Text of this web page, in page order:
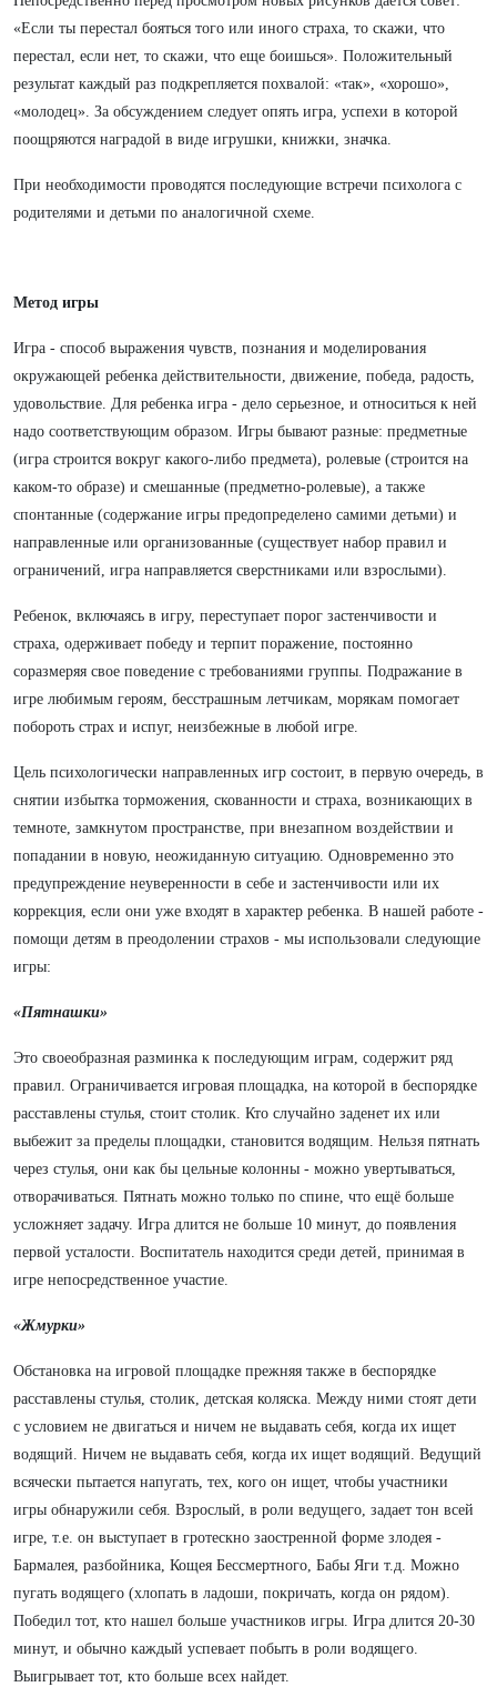
«Если ты перестал бояться того или иного страха, то скажи, что
перестал, если нет, то скажи, что еще боишься». Положительный
результат каждый раз подкрепляется похвалой: «так», «хорошо»,
«молодец». За обсуждением следует опять игра, успехи в которой
поощряются наградой в виде игрушки, книжки, значка.
При необходимости проводятся последующие встречи психолога с
родителями и детьми по аналогичной схеме.
Метод игры
Игра - способ выражения чувств, познания и моделирования
окружающей ребенка действительности, движение, победа, радость,
удовольствие. Для ребенка игра - дело серьезное, и относиться к ней
надо соответствующим образом. Игры бывают разные: предметные
(игра строится вокруг какого-либо предмета), ролевые (строится на
каком-то образе) и смешанные (предметно-ролевые), а также
спонтанные (содержание игры предопределено самими детьми) и
направленные или организованные (существует набор правил и
ограничений, игра направляется сверстниками или взрослыми).
Ребенок, включаясь в игру, переступает порог застенчивости и
страха, одерживает победу и терпит поражение, постоянно
соразмеряя свое поведение с требованиями группы. Подражание в
игре любимым героям, бесстрашным летчикам, морякам помогает
побороть страх и испуг, неизбежные в любой игре.
Цель психологически направленных игр состоит, в первую очередь, в
снятии избытка торможения, скованности и страха, возникающих в
темноте, замкнутом пространстве, при внезапном воздействии и
попадании в новую, неожиданную ситуацию. Одновременно это
предупреждение неуверенности в себе и застенчивости или их
коррекция, если они уже входят в характер ребенка. В нашей работе -
помощи детям в преодолении страхов - мы использовали следующие
игры:
«Пятнашки»
Это своеобразная разминка к последующим играм, содержит ряд
правил. Ограничивается игровая площадка, на которой в беспорядке
расставлены стулья, стоит столик. Кто случайно заденет их или
выбежит за пределы площадки, становится водящим. Нельзя пятнать
через стулья, они как бы цельные колонны - можно увертываться,
отворачиваться. Пятнать можно только по спине, что ещё больше
усложняет задачу. Игра длится не больше 10 минут, до появления
первой усталости. Воспитатель находится среди детей, принимая в
игре непосредственное участие.
«Жмурки»
Обстановка на игровой площадке прежняя также в беспорядке
расставлены стулья, столик, детская коляска. Между ними стоят дети
с условием не двигаться и ничем не выдавать себя, когда их ищет
водящий. Ничем не выдавать себя, когда их ищет водящий. Ведущий
всячески пытается напугать, тех, кого он ищет, чтобы участники
игры обнаружили себя. Взрослый, в роли ведущего, задает тон всей
игре, т.е. он выступает в гротескно заостренной форме злодея -
Бармалея, разбойника, Кощея Бессмертного, Бабы Яги т.д. Можно
пугать водящего (хлопать в ладоши, покричать, когда он рядом).
Победил тот, кто нашел больше участников игры. Игра длится 20-30
минут, и обычно каждый успевает побыть в роли водящего.
Выигрывает тот, кто больше всех найдет.